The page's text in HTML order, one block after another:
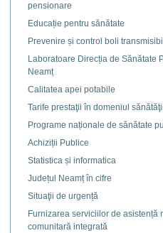
pensionare
Educație pentru sănătate
Prevenire și control boli
Laboratoare Direcția de Sănătate
Neamț
Calitatea apei potabile
Tarife prestaţii în domeniul
Programe naționale de sănătate
Achiziții Publice
Statistica și informatica
Județul Neamț în cifre
Situaţii de urgență
Furnizarea serviciilor de asistență
comunitară integrată